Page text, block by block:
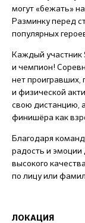
могут «бежать»
Разминку перед
популярных
Каждый участник
и чемпион!
нет проигравших,
и физической
свою дистанцию,
финишёра как
Благодаря
радость и эмоции
высокого
по лицу или
ЛОКАЦИЯ